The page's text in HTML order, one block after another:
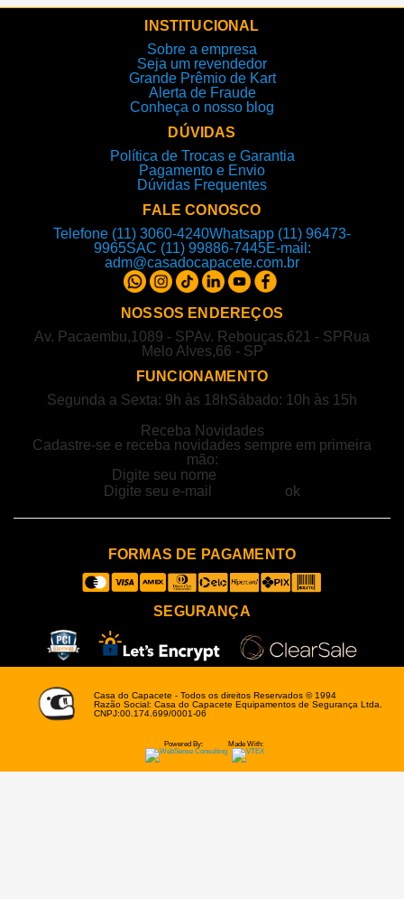
INSTITUCIONAL
Sobre a empresa
Seja um revendedor
Grande Prêmio de Kart
Alerta de Fraude
Conheça o nosso blog
DÚVIDAS
Política de Trocas e Garantia
Pagamento e Envio
Dúvidas Frequentes
FALE CONOSCO
Telefone (11) 3060-4240Whatsapp (11) 96473-
9965SAC (11) 99886-7445E-mail:
adm@casadocapacete.com.br
NOSSOS ENDEREÇOS
Av. Pacaembu,1089 - SPAv. Rebouças,621 - SP Rua
Melo Alves,66 - SP
FUNCIONAMENTO
Segunda a Sexta: 9h às 18hSábado: 10h às 15h
Receba Novidades
Cadastre-se e receba novidades sempre em primeira
mão:
FORMAS DE PAGAMENTO
SEGURANÇA
Casa do Capacete - Todos os direitos Reservados © 1994
Razão Social: Casa do Capacete Equipamentos de Segurança Ltda.
CNPJ:00.174.699/0001-06
Powered By: Made With: